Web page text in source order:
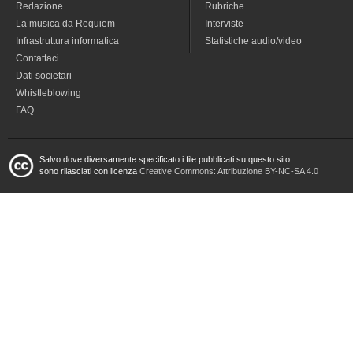
Redazione
La musica da Requiem
Infrastruttura informatica
Contattaci
Dati societari
Whistleblowing
FAQ
Rubriche
Interviste
Statistiche audio/video
Salvo dove diversamente specificato i file pubblicati su questo sito
sono rilasciati con licenza Creative Commons: Attribuzione BY-NC-SA 4.0